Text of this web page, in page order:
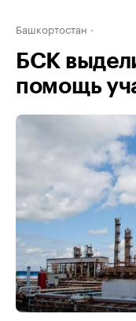
Башкортостан
БСК
помощь